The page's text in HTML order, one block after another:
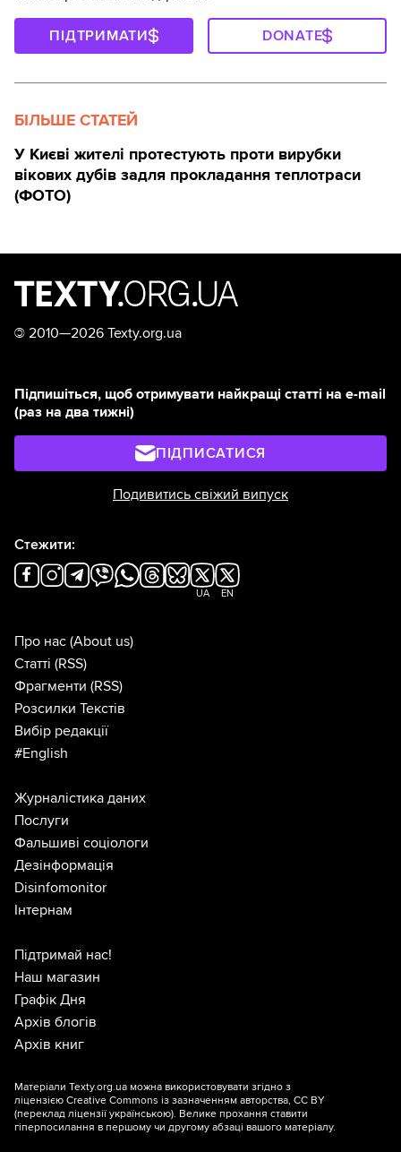
ПІДТРИМАТИ DONATE
БІЛЬШЕ СТАТЕЙ
У Києві жителі протестують проти вирубки
вікових дубів задля прокладання теплотраси
(ФОТО)
© 2010—2026 Texty.org.ua
Підпишіться, щоб отримувати найкращі статті на e-mail
(раз на два тижні)
ПІДПИСАТИСЯ
Подивитись свіжий випуск
Стежити:
UA EN
Про нас (About us)
Статті (RSS)
Фрагменти (RSS)
Розсилки Текстів
Вибір редакції
#English
Журналістика даних
Послуги
Фальшиві соціологи
Дезінформація
Disinfomonitor
Інтернам
Підтримай нас!
Наш магазин
Графік Дня
Архів блогів
Архів книг
Матеріали Texty.org.ua можна використовувати згідно з
ліцензією Creative Commons із зазначенням авторства, CC BY
(переклад ліцензії українською). Велике прохання ставити
гіперпосилання в першому чи другому абзаці вашого матеріалу.